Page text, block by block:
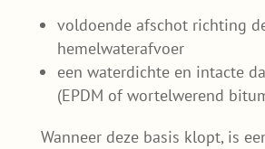
voldoende afschot richting
hemelwaterafvoer
een waterdichte en intacte
(EPDM of wortelwerend
Wanneer deze basis klopt, is